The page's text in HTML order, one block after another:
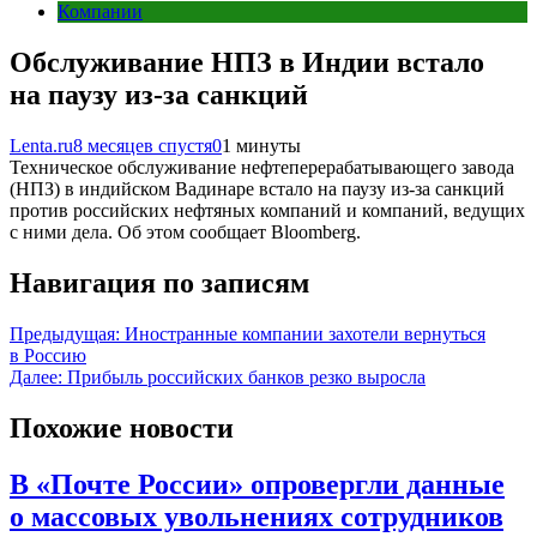
Компании
Обслуживание НПЗ в Индии встало
на паузу из-за санкций
Lenta.ru8 месяцев спустя01 минуты
Техническое обслуживание нефтеперерабатывающего завода
(НПЗ) в индийском Вадинаре встало на паузу из-за санкций
против российских нефтяных компаний и компаний, ведущих
с ними дела. Об этом сообщает Bloomberg.
Навигация по записям
Предыдущая: Иностранные компании захотели вернуться
в Россию
Далее: Прибыль российских банков резко выросла
Похожие новости
В «Почте России» опровергли данные
о массовых увольнениях сотрудников